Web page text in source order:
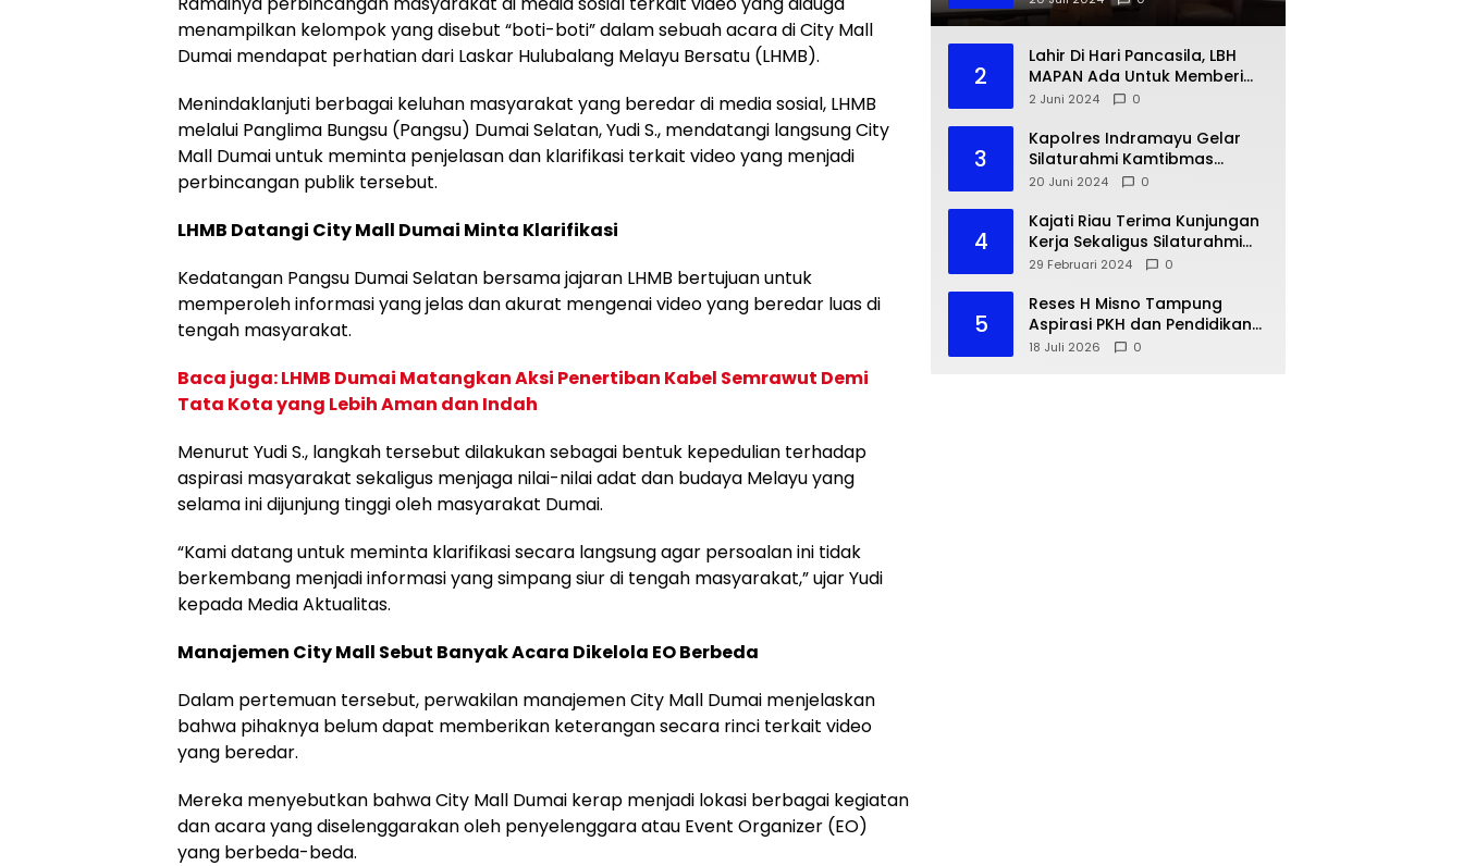
menampilkan kelompok yang disebut “boti-boti” dalam sebuah acara di City Mall
Dumai mendapat perhatian dari Laskar Hulubalang Melayu Bersatu (LHMB).
Menindaklanjuti berbagai keluhan masyarakat yang beredar di media sosial, LHMB
melalui Panglima Bungsu (Pangsu) Dumai Selatan, Yudi S., mendatangi langsung City
Mall Dumai untuk meminta penjelasan dan klarifikasi terkait video yang menjadi
perbincangan publik tersebut.
LHMB Datangi City Mall Dumai Minta Klarifikasi
Kedatangan Pangsu Dumai Selatan bersama jajaran LHMB bertujuan untuk
memperoleh informasi yang jelas dan akurat mengenai video yang beredar luas di
tengah masyarakat.
Baca juga: LHMB Dumai Matangkan Aksi Penertiban Kabel Semrawut Demi
Tata Kota yang Lebih Aman dan Indah
Menurut Yudi S., langkah tersebut dilakukan sebagai bentuk kepedulian terhadap
aspirasi masyarakat sekaligus menjaga nilai-nilai adat dan budaya Melayu yang
selama ini dijunjung tinggi oleh masyarakat Dumai.
“Kami datang untuk meminta klarifikasi secara langsung agar persoalan ini tidak
berkembang menjadi informasi yang simpang siur di tengah masyarakat,” ujar Yudi
kepada Media Aktualitas.
Manajemen City Mall Sebut Banyak Acara Dikelola EO Berbeda
Dalam pertemuan tersebut, perwakilan manajemen City Mall Dumai menjelaskan
bahwa pihaknya belum dapat memberikan keterangan secara rinci terkait video
yang beredar.
Mereka menyebutkan bahwa City Mall Dumai kerap menjadi lokasi berbagai kegiatan
dan acara yang diselenggarakan oleh penyelenggara atau Event Organizer (EO)
yang berbeda-beda.
2
Lahir Di Hari Pancasila, LBH
MAPAN Ada Untuk Memberi
Bantuan Hukum Gratis Bagi
2 Juni 2024 0
3
Kapolres Indramayu Gelar
Silaturahmi Kamtibmas
dengan IKA PMII
20 Juni 2024 0
4
Kajati Riau Terima Kunjungan
Kerja Sekaligus Silaturahmi
Pejabat Perwakilan Bank
29 Februari 2024 0
5
Reses H Misno Tampung
Aspirasi PKH dan Pendidikan
Warga Air Jamban
18 Juli 2026 0